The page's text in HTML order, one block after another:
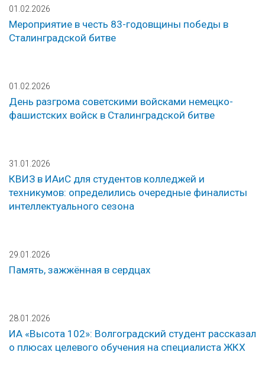
01.02.2026
Мероприятие в честь 83-годовщины победы в
Сталинградской битве
01.02.2026
День разгрома советскими войсками немецко-
фашистских войск в Сталинградской битве
31.01.2026
КВИЗ в ИАиС для студентов колледжей и
техникумов: определились очередные финалисты
интеллектуального сезона
29.01.2026
Память, зажжённая в сердцах
28.01.2026
ИА «Высота 102»: Волгоградский студент рассказал
о плюсах целевого обучения на специалиста ЖКХ